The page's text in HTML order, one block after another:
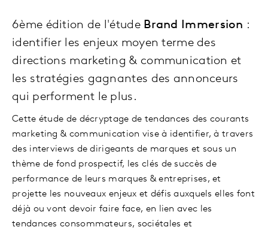
6ème édition de l'étude Brand Immersion :
identifier les enjeux moyen terme des
directions marketing & communication et
les stratégies gagnantes des annonceurs
qui performent le plus.
Cette étude de décryptage de tendances des courants
marketing & communication vise à identifier, à travers
des interviews de dirigeants de marques et sous un
thème de fond prospectif, les clés de succès de
performance de leurs marques & entreprises, et
projette les nouveaux enjeux et défis auxquels elles font
déjà ou vont devoir faire face, en lien avec les
tendances consommateurs, sociétales et